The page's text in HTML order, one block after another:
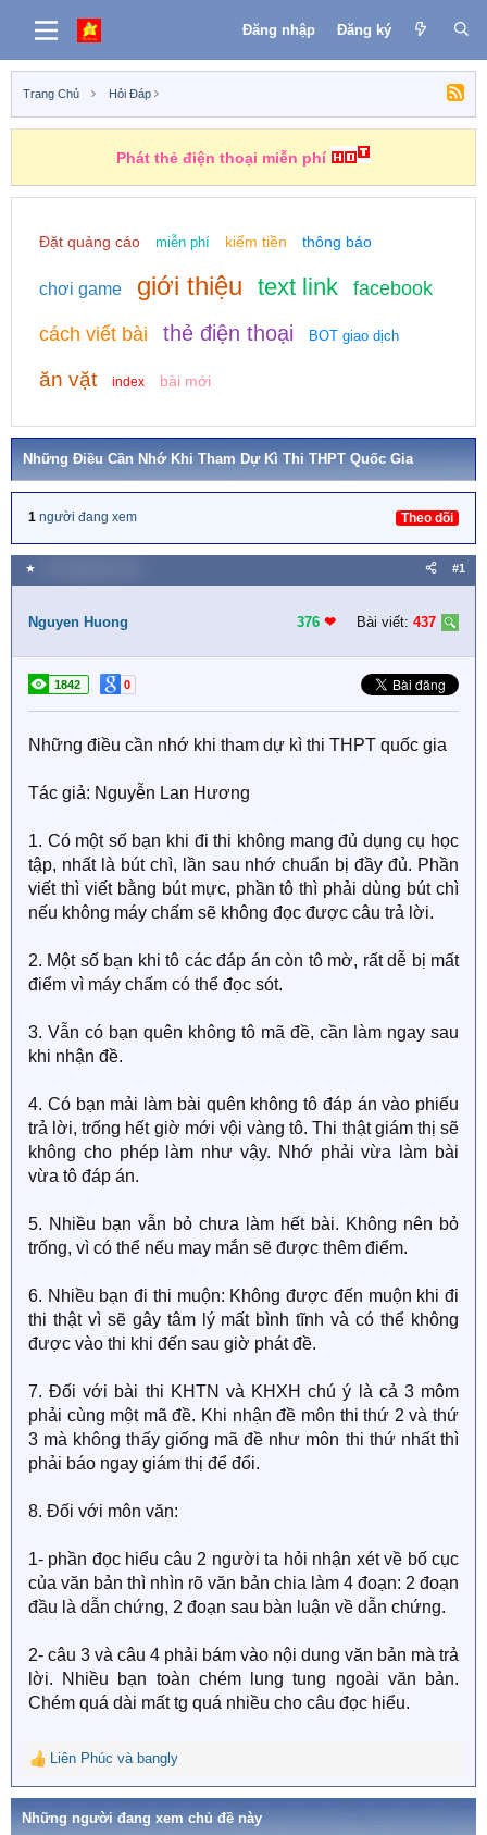
Đăng nhập Đăng ký
Trang Chủ Hỏi Đáp
Phát thẻ điện thoại miễn phí
Đặt quảng cáo miễn phí kiếm tiền thông báo
chơi game giới thiệu text link facebook
cách viết bài thẻ điện thoại BOT giao dịch
ăn vặt index bài mới
Những Điều Cần Nhớ Khi Tham Dự Kì Thi THPT Quốc Gia
1 người đang xem Theo dõi
★ #1
Nguyen Huong 376 ❤︎ Bài viết: 437
1842 0
Những điều cần nhớ khi tham dự kì thi THPT quốc gia
Tác giả: Nguyễn Lan Hương
1. Có một số bạn khi đi thi không mang đủ dụng cụ học
tập, nhất là bút chì, lần sau nhớ chuẩn bị đầy đủ. Phần
viết thì viết bằng bút mực, phần tô thì phải dùng bút chì
nếu không máy chấm sẽ không đọc được câu trả lời.
2. Một số bạn khi tô các đáp án còn tô mờ, rất dễ bị mất
điểm vì máy chấm có thể đọc sót.
3. Vẫn có bạn quên không tô mã đề, cần làm ngay sau
khi nhận đề.
4. Có bạn mải làm bài quên không tô đáp án vào phiếu
trả lời, trống hết giờ mới vội vàng tô. Thi thật giám thị sẽ
không cho phép làm như vậy. Nhớ phải vừa làm bài
vừa tô đáp án.
5. Nhiều bạn vẫn bỏ chưa làm hết bài. Không nên bỏ
trống, vì có thể nếu may mắn sẽ được thêm điểm.
6. Nhiều bạn đi thi muộn: Không được đến muộn khi đi
thi thật vì sẽ gây tâm lý mất bình tĩnh và có thể không
được vào thi khi đến sau giờ phát đề.
7. Đối với bài thi KHTN và KHXH chú ý là cả 3 môm
phải cùng một mã đề. Khi nhận đề môn thi thứ 2 và thứ
3 mà không thấy giống mã đề như môn thi thứ nhất thì
phải báo ngay giám thị để đổi.
8. Đối với môn văn:
1- phần đọc hiểu câu 2 người ta hỏi nhận xét về bố cục
của văn bản thì nhìn rõ văn bản chia làm 4 đoạn: 2 đoạn
đầu là dẫn chứng, 2 đoạn sau bàn luận về dẫn chứng.
2- câu 3 và câu 4 phải bám vào nội dung văn bản mà trả
lời. Nhiều bạn toàn chém lung tung ngoài văn bản.
Chém quá dài mất tg quá nhiều cho câu đọc hiểu.
R
e
c
Liên Phúc và bangly
Những người đang xem chủ đề này